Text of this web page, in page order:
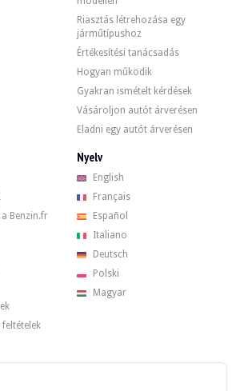
jármű jó állapotban van. A barna bőrkárpitozásnak
295 lóerőt teljesített, amikor elhagyta a gyárat. Az
van felszerelve, amelyeken enyhe kopásnyomok
található szakember, és az értékesítés
meghatározni.
Riasztás létrehozása egy
járműtípushoz
Értékesítési tanácsadás
Hogyan működik
Gyakran ismételt kérdések
Vásároljon autót árverésen
Eladni egy autót árverésen
Benzin.fr
Nyelv
English
Français
Español
Italiano
Deutsch
Polski
Magyar